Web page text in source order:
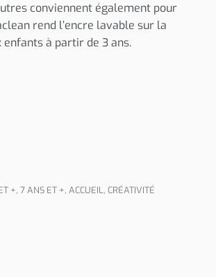
conviennent également pour
rend l’encre lavable sur la
à partir de 3 ans.
+, 7 ANS ET +, ACCUEIL, CRÉATIVITÉ